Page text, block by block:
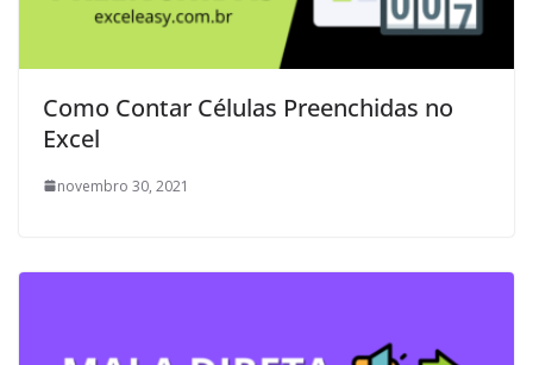
Como Contar Células Preenchidas no
Excel
novembro 30, 2021